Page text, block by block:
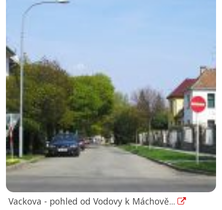
Vackova - pohled od Vodovy k Máchově...